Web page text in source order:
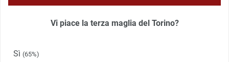
Vi piace la terza maglia del Torino?
Sì (65%)